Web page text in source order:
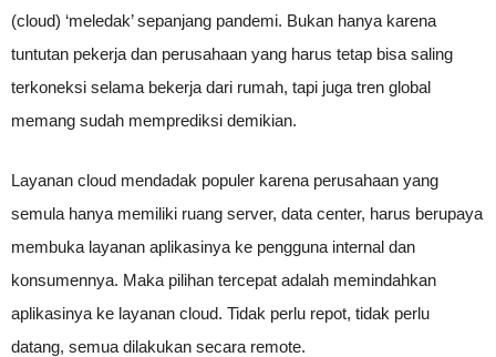
(cloud) ‘meledak’ sepanjang pandemi. Bukan hanya karena
tuntutan pekerja dan perusahaan yang harus tetap bisa saling
terkoneksi selama bekerja dari rumah, tapi juga tren global
memang sudah memprediksi demikian.
Layanan cloud mendadak populer karena perusahaan yang
semula hanya memiliki ruang server, data center, harus berupaya
membuka layanan aplikasinya ke pengguna internal dan
konsumennya. Maka pilihan tercepat adalah memindahkan
aplikasinya ke layanan cloud. Tidak perlu repot, tidak perlu
datang, semua dilakukan secara remote.